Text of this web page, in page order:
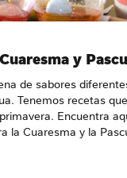
y
de sabores
Tenemos recetas
Encuentra
la Cuaresma y la